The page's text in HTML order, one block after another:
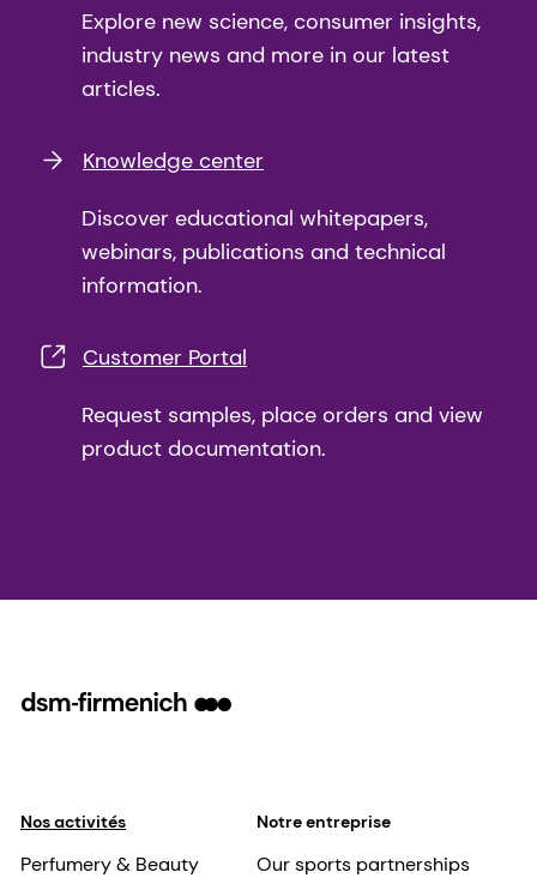
Explore new science, consumer insights,
industry news and more in our latest
articles.
Knowledge center
Discover educational whitepapers,
webinars, publications and technical
information.
Customer Portal
Request samples, place orders and view
product documentation.
Nos activités
Perfumery & Beauty
Notre entreprise
Our sports partnerships